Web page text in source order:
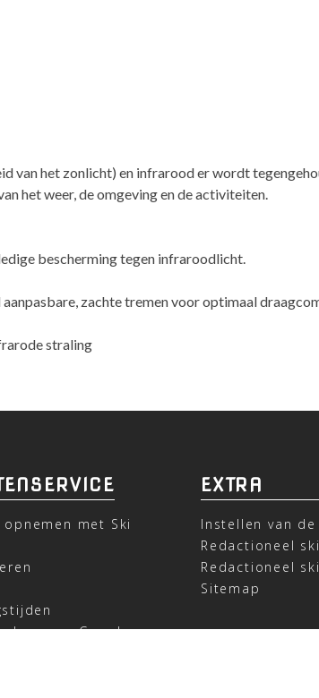
van het zonlicht) en infrarood er wordt
het weer, de omgeving en de activiteiten.
bescherming tegen infraroodlicht.
zachte tremen voor optimaal
straling
met Ski
ons op Google
EXTRA
Instellen van
Redactioneel
Redactioneel
Sitemap